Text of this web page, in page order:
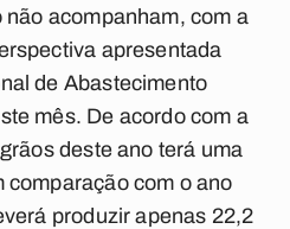
acompanham, com a
apresentada
de Abastecimento
mês. De acordo com a
deste ano terá uma
comparação com o ano
produzir apenas 22,2